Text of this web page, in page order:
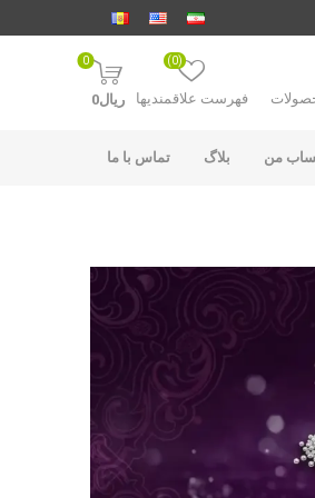
فهرست علاقمندیها
(0)
0
ریال0
من بلاگ تماس با ما